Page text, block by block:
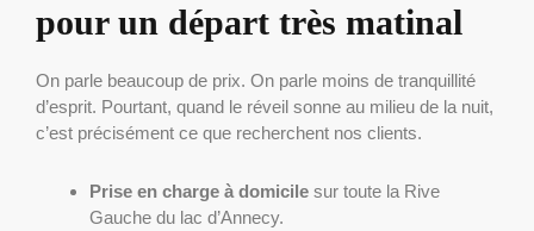
pour un départ très matinal
On parle beaucoup de prix. On parle moins de tranquillité
d’esprit. Pourtant, quand le réveil sonne au milieu de la nuit,
c’est précisément ce que recherchent nos clients.
Prise en charge à domicile sur toute la Rive
Gauche du lac d’Annecy.